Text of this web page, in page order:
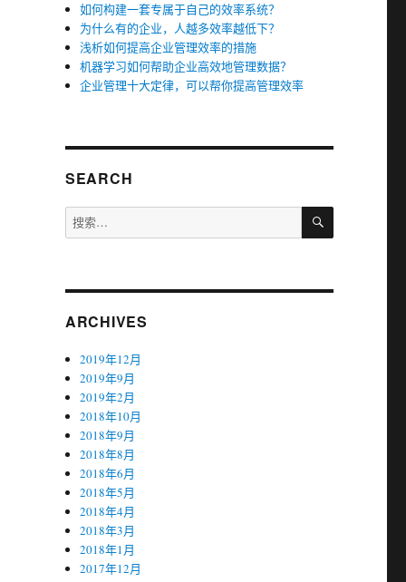
如何构建一套专属于自己的效率系统？
为什么有的企业，人越多效率越低下？
浅析如何提高企业管理效率的措施
机器学习如何帮助企业高效地管理数据？
企业管理十大定律，可以帮你提高管理效率
SEARCH
搜
索：
搜
ARCHIVES
2019年12月
2019年9月
2019年2月
2018年10月
2018年9月
2018年8月
2018年6月
2018年5月
2018年4月
2018年3月
2018年1月
2017年12月